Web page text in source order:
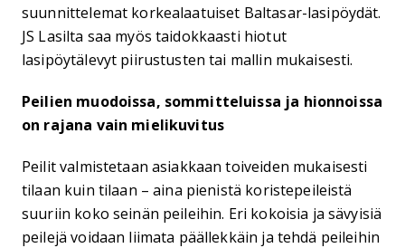
suunnittelemat korkealaatuiset Baltasar-lasipöydät.
JS Lasilta saa myös taidokkaasti hiotut
lasipöytälevyt piirustusten tai mallin mukaisesti.
Peilien muodoissa, sommitteluissa ja hionnoissa
on rajana vain mielikuvitus
Peilit valmistetaan asiakkaan toiveiden mukaisesti
tilaan kuin tilaan – aina pienistä koristepeileistä
suuriin koko seinän peileihin. Eri kokoisia ja sävyisiä
peilejä voidaan liimata päällekkäin ja tehdä peileihin